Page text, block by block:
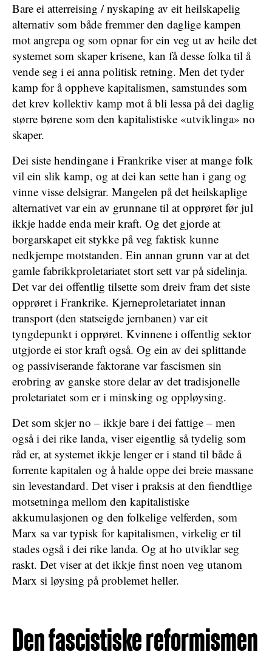
Bare ei atterreising / nyskaping av eit heilskapelig
alternativ som både fremmer den daglige kampen
mot angrepa og som opnar for ein veg ut av heile det
systemet som skaper krisene, kan få desse folka til å
vende seg i ei anna politisk retning. Men det tyder
kamp for å oppheve kapitalismen, samstundes som
det krev kollektiv kamp mot å bli lessa på dei daglig
større børene som den kapitalistiske «utviklinga» no
skaper.
Dei siste hendingane i Frankrike viser at mange folk
vil ein slik kamp, og at dei kan sette han i gang og
vinne visse delsigrar. Mangelen på det heilskaplige
alternativet var ein av grunnane til at opprøret før jul
ikkje hadde enda meir kraft. Og det gjorde at
borgarskapet eit stykke på veg faktisk kunne
nedkjempe motstanden. Ein annan grunn var at det
gamle fabrikkproletariatet stort sett var på sidelinja.
Det var dei offentlig tilsette som dreiv fram det siste
opprøret i Frankrike. Kjerneproletariatet innan
transport (den statseigde jernbanen) var eit
tyngdepunkt i opprøret. Kvinnene i offentlig sektor
utgjorde ei stor kraft også. Og ein av dei splittande
og passiviserande faktorane var fascismen sin
erobring av ganske store delar av det tradisjonelle
proletariatet som er i minsking og oppløysing.
Det som skjer no – ikkje bare i dei fattige – men
også i dei rike landa, viser eigentlig så tydelig som
råd er, at systemet ikkje lenger er i stand til både å
forrente kapitalen og å halde oppe dei breie massane
sin levestandard. Det viser i praksis at den fiendtlige
motsetninga mellom den kapitalistiske
akkumulasjonen og den folkelige velferden, som
Marx sa var typisk for kapitalismen, virkelig er til
stades også i dei rike landa. Og at ho utviklar seg
raskt. Det viser at det ikkje finst noen veg utanom
Marx si løysing på problemet heller.
Den fascistiske reformismen